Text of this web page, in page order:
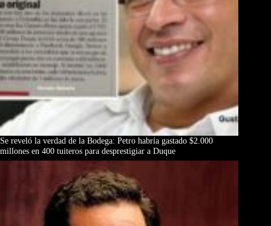
Se reveló la verdad de la Bodega: Petro habría gastado $2.000
millones en 400 tuiteros para desprestigiar a Duque